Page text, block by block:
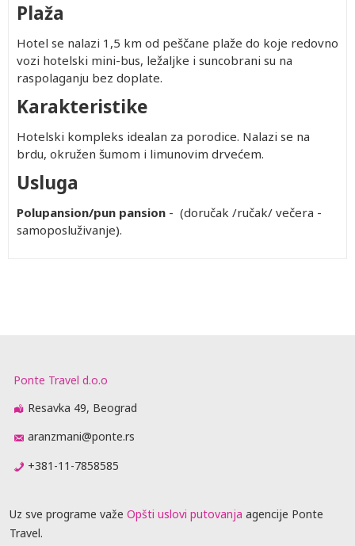
Plaža
Hotel se nalazi 1,5 km od peščane plaže do koje redovno
vozi hotelski mini-bus, ležaljke i suncobrani su na
raspolaganju bez doplate.
Karakteristike
Hotelski kompleks idealan za porodice. Nalazi se na
brdu, okružen šumom i limunovim drvećem.
Usluga
Polupansion/pun pansion - (doručak /ručak/ večera -
samoposluživanje).
Ponte Travel d.o.o
Resavka 49, Beograd
aranzmani@ponte.rs
+381-11-7858585
Uz sve programe važe Opšti uslovi putovanja agencije Ponte
Travel.